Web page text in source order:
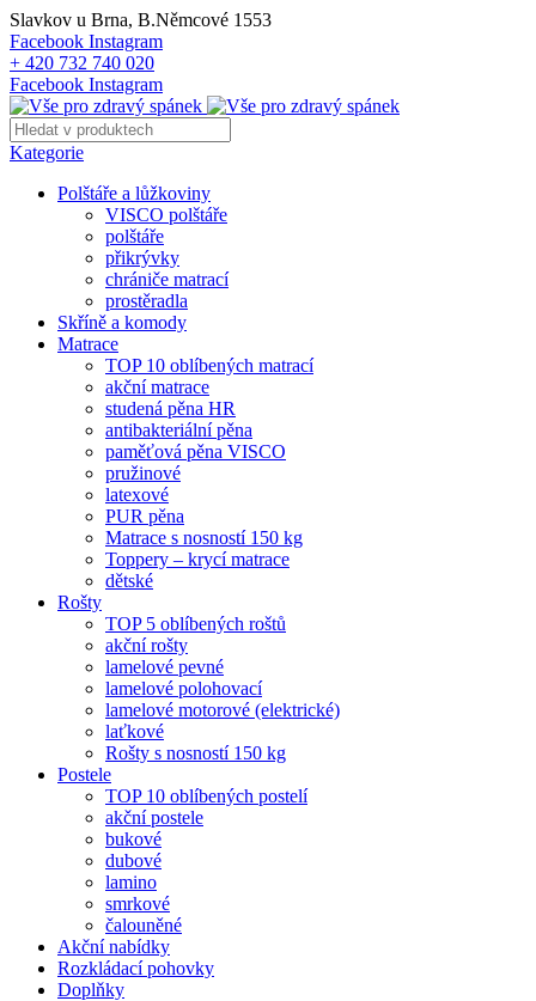
Slavkov u Brna, B.Němcové 1553
Facebook Instagram
+ 420 732 740 020
Facebook Instagram
Kategorie
Polštáře a lůžkoviny
VISCO polštáře
polštáře
přikrývky
chrániče matrací
prostěradla
Skříně a komody
Matrace
TOP 10 oblíbených matrací
akční matrace
studená pěna HR
antibakteriální pěna
paměťová pěna VISCO
pružinové
latexové
PUR pěna
Matrace s nosností 150 kg
Toppery – krycí matrace
dětské
Rošty
TOP 5 oblíbených roštů
akční rošty
lamelové pevné
lamelové polohovací
lamelové motorové (elektrické)
laťkové
Rošty s nosností 150 kg
Postele
TOP 10 oblíbených postelí
akční postele
bukové
dubové
lamino
smrkové
čalouněné
Akční nabídky
Rozkládací pohovky
Doplňky